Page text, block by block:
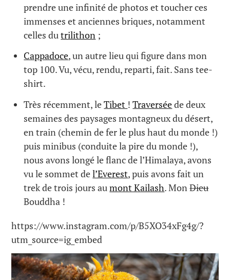
prendre une infinité de photos et toucher ces
immenses et anciennes briques, notamment
celles dutrilithon ;
Cappadoce, un autre lieu qui figure dans mon
top 100. Vu, vécu, rendu, reparti, fait. Sans tee-
shirt.
Très récemment, leTibet !Traverséede deux
semaines des paysages montagneux du désert,
en train (chemin de fer le plus haut du monde !)
puis minibus (conduite la pire du monde !),
nous avons longé le flanc de l’Himalaya, avons
vu le sommet del’Everest, puis avons fait un
trek de trois jours aumont Kailash. MonDieu
Bouddha !
https://www.instagram.com/p/B5XO34xFg4g/?
utm_source=ig_embed